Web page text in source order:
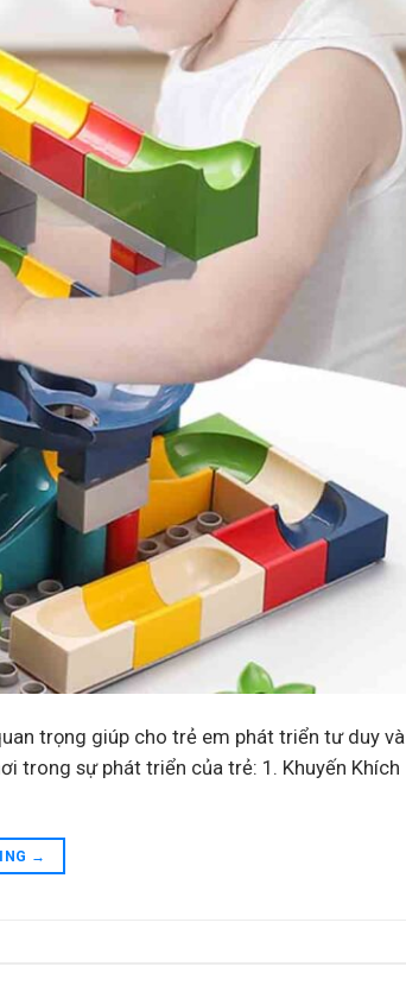
trọng giúp cho trẻ em phát triển tư duy và
trong sự phát triển của trẻ: 1. Khuyến Khích
→